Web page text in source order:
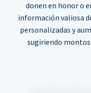
donen en honor o
información valiosa
personalizadas y
sugiriendo